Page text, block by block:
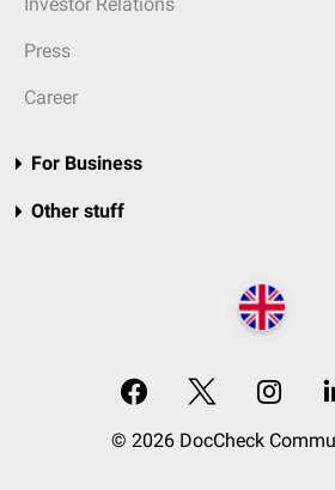
Press
Career
For Business
Other stuff
© 2026 DocCheck